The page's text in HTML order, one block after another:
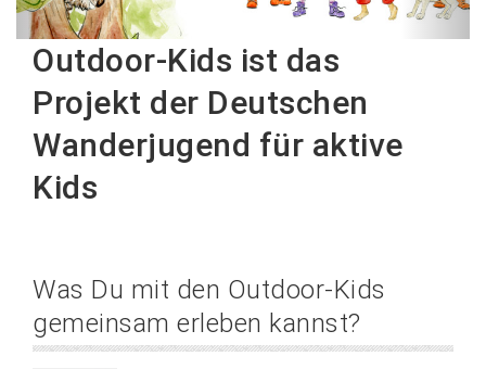
Outdoor-Kids ist das
Projekt der Deutschen
Wanderjugend für aktive
Kids
Was Du mit den Outdoor-Kids
gemeinsam erleben kannst?